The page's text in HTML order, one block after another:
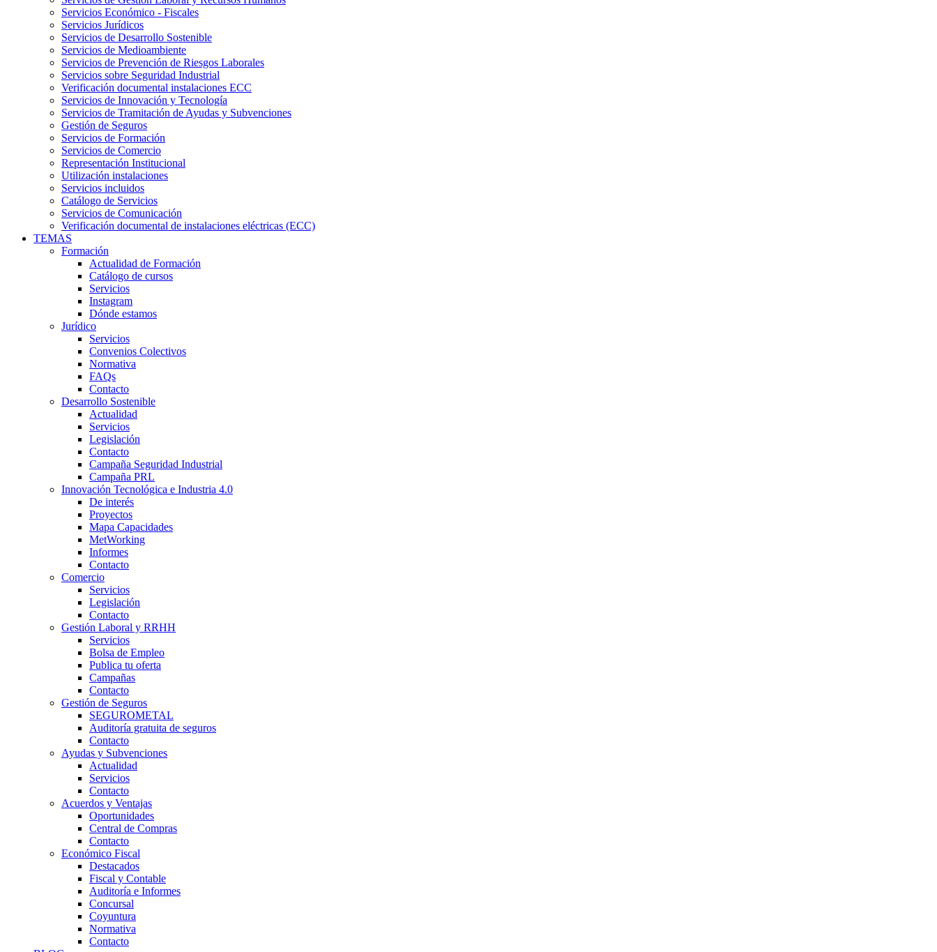
Servicios Económico - Fiscales
Servicios Jurídicos
Servicios de Desarrollo Sostenible
Servicios de Medioambiente
Servicios de Prevención de Riesgos Laborales
Servicios sobre Seguridad Industrial
Verificación documental instalaciones ECC
Servicios de Innovación y Tecnología
Servicios de Tramitación de Ayudas y Subvenciones
Gestión de Seguros
Servicios de Formación
Servicios de Comercio
Representación Institucional
Utilización instalaciones
Servicios incluidos
Catálogo de Servicios
Servicios de Comunicación
Verificación documental de instalaciones eléctricas (ECC)
TEMAS
Formación
Actualidad de Formación
Catálogo de cursos
Servicios
Instagram
Dónde estamos
Jurídico
Servicios
Convenios Colectivos
Normativa
FAQs
Contacto
Desarrollo Sostenible
Actualidad
Servicios
Legislación
Contacto
Campaña Seguridad Industrial
Campaña PRL
Innovación Tecnológica e Industria 4.0
De interés
Proyectos
Mapa Capacidades
MetWorking
Informes
Contacto
Comercio
Servicios
Legislación
Contacto
Gestión Laboral y RRHH
Servicios
Bolsa de Empleo
Publica tu oferta
Campañas
Contacto
Gestión de Seguros
SEGUROMETAL
Auditoría gratuita de seguros
Contacto
Ayudas y Subvenciones
Actualidad
Servicios
Contacto
Acuerdos y Ventajas
Oportunidades
Central de Compras
Contacto
Económico Fiscal
Destacados
Fiscal y Contable
Auditoría e Informes
Concursal
Coyuntura
Normativa
Contacto